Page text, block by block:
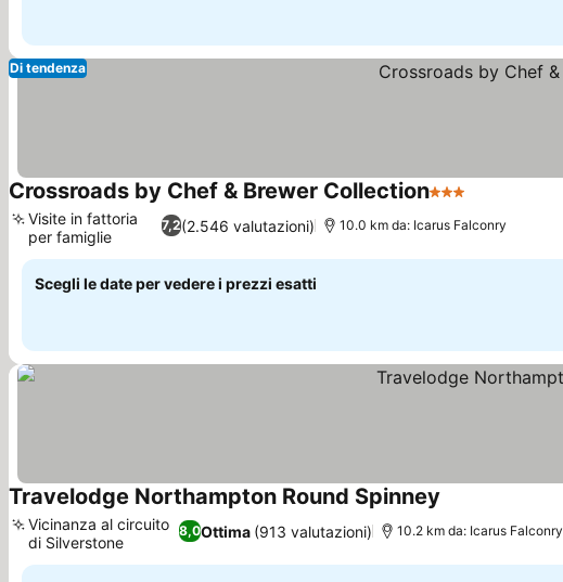
Di tendenza
Crossroads by Chef & Brewer Collection3 Stelle
7,2(2.546 valutazioni)
Visite in fattoria
per famiglie
10.0 km da: Icarus Falconry
Scegli le date per vedere i prezzi esatti
Travelodge Northampton Round Spinney
8,0Ottima (913 valutazioni)
Vicinanza al circuito
di Silverstone
10.2 km da: Icarus Falconry